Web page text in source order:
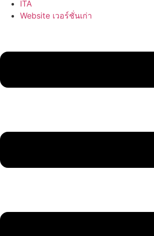
ITA
Website เวอร์ชั่นเก่า